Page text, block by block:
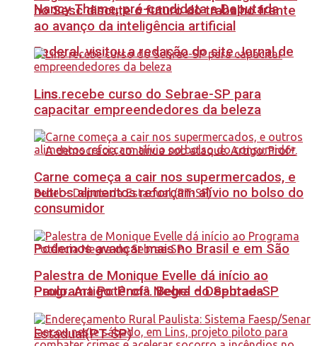
Nancy Thame, pré-candidata a Deputada
Federal, visitou a redação do site Jornal de
Lins.
Podemos avançar mais no Brasil e em São
Paulo. Artigo: Profª. Bebel – Deputada
Estadual(PT-SP)
no Sesc discute o futuro do trabalho frente
ao avanço da inteligência artificial
Lins recebe curso do Sebrae-SP para
capacitar empreendedores da beleza
Carne começa a cair nos supermercados, e
outros alimentos reforçam alívio no bolso do
consumidor
Palestra de Monique Evelle dá início ao
Programa Potência Negra do Sebrae-SP